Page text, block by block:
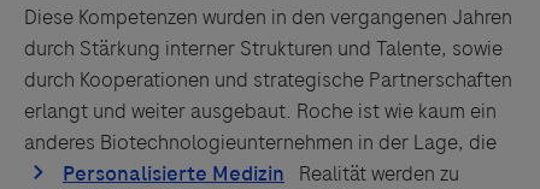
Diese Kompetenzen wurden in den vergangenen Jahren
durch Stärkung interner Strukturen und Talente, sowie
durch Kooperationen und strategische Partnerschaften
erlangt und weiter ausgebaut. Roche ist wie kaum ein
anderes Biotechnologieunternehmen in der Lage, die
Realität werden zu